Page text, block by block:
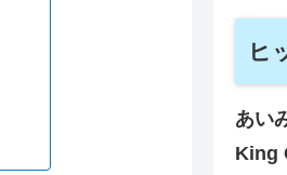
ヒ
あい
King